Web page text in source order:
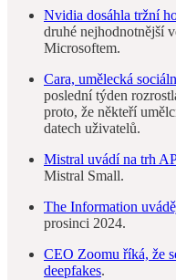
Nvidia dosáhla tržní
druhé nejhodnotnější
Microsoftem.
Cara, umělecká
poslední týden
proto, že někteří
datech uživatelů.
Mistral uvádí na trh
Mistral Small.
The Information
prosinci 2024.
CEO Zoomu říká, že
deepfakes.